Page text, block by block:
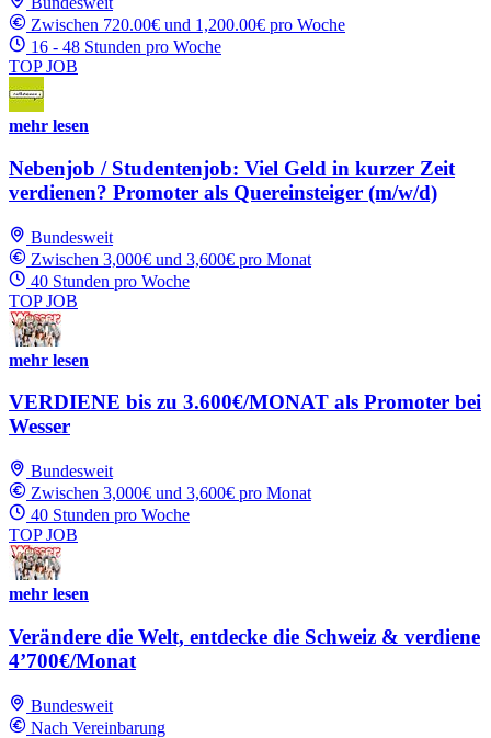
Zwischen 720.00€ und 1,200.00€ pro Woche
16 - 48 Stunden pro Woche
TOP JOB
mehr lesen
Nebenjob / Studentenjob: Viel Geld in kurzer Zeit
verdienen? Promoter als Quereinsteiger (m/w/d)
Bundesweit
Zwischen 3,000€ und 3,600€ pro Monat
40 Stunden pro Woche
TOP JOB
mehr lesen
VERDIENE bis zu 3.600€/MONAT als Promoter bei
Wesser
Bundesweit
Zwischen 3,000€ und 3,600€ pro Monat
40 Stunden pro Woche
TOP JOB
mehr lesen
Verändere die Welt, entdecke die Schweiz & verdiene
4’700€/Monat
Bundesweit
Nach Vereinbarung